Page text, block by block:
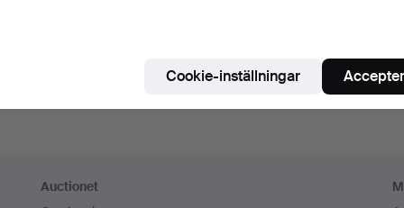
att jag har tagit del av
Auctionet
Cookie-inställningar